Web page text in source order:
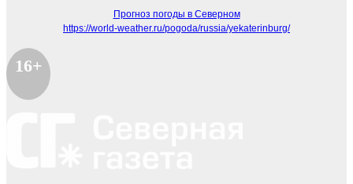
Прогноз погоды в Северном
https://world-weather.ru/pogoda/russia/yekaterinburg/
16+